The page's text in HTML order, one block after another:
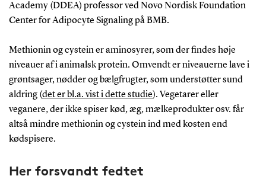
Academy (DDEA) professor ved Novo Nordisk Foundation
Center for Adipocyte Signaling på BMB.
Methionin og cystein er aminosyrer, som der findes høje
niveauer af i animalsk protein. Omvendt er niveauerne lave i
grøntsager, nødder og bælgfrugter, som understøtter sund
aldring (det er bl.a. vist i dette studie). Vegetarer eller
veganere, der ikke spiser kød, æg, mælkeprodukter osv. får
altså mindre methionin og cystein ind med kosten end
kødspisere.
Her forsvandt fedtet